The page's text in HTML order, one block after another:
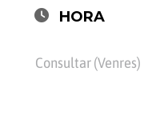
HORA
Consultar (Venres)